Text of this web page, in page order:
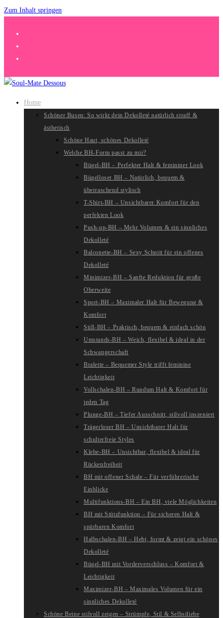
Zum Inhalt springen
Home
Schöner Busen: So wirkt dein Dekolleté natürlich straff &
ästhetisch
Schöne Haut, schönes Dekolleté
Welche BH-Form passt zu mir?
Bügel-BH – Perfekter Halt & femininer Look
Bügelloser BH – Natürlich, bequem &
überraschend stylisch
T-Shirt-BH – Unsichtbarer Komfort für den
perfekten Look
Push-up-BH – Mehr Volumen & ein sinnliches
Dekolleté
Balconette-BH – Sexy Schnitt für ein offenes
Dekolleté
Minimizer-BH – Sanfte Reduktion für große
Oberweite
Sport-BH – Maximaler Halt für Bewegung &
Komfort
Still-BH – Praktisch, bequem & einfach schön
Umstands-BH – Weich, flexibel & ideal in der
Schwangerschaft
Bralette – Bequemer Style trifft feminine
Leichtigkeit
Vollschalen-BH – Rundum Halt & Komfort für
jeden Tag
Plunge-BH – Tiefer Ausschnitt, stilvoll inszeniert
Trägerloser BH – Unsichtbarer Halt für
schulterfreie Styles
Klebe-BH – Unsichtbar, flexibel & ideal für
Rückenfreiheit
BH mit offener Schale – Für verführerische
Einblicke
Multifunktions-BH – Ein BH, viele Möglichkeiten
BH mit Stützfunktion – Für sicheren Halt &
spürbaren Komfort
Halbschalen-BH – Hebt, formt & zeigt ein schönes
Dekolleté
Bügel-BH mit Vorderverschluss – Komfort &
Leichtigkeit
Maximizer-BH – Maximales Volumen für ein
sinnliches Dekolleté
Schöne Beine stilvoll zeigen – Strümpfe, Stil & Selbstliebe